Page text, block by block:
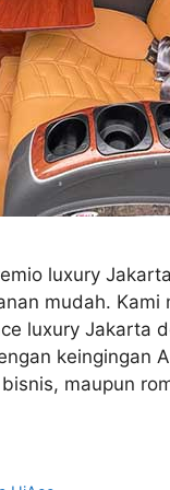
luxury
mudah.
luxury Jakarta
keingingan
maupun